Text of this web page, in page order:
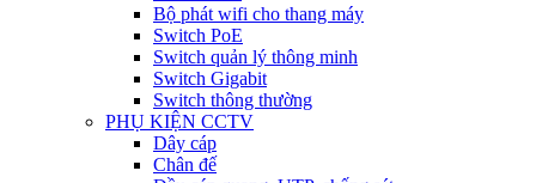
Bộ phát wifi cho thang máy
Switch PoE
Switch quản lý thông minh
Switch Gigabit
Switch thông thường
PHỤ KIỆN CCTV
Dây cáp
Chân đế